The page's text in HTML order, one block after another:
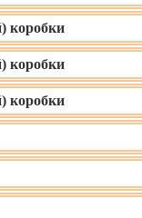
коробки
коробки
коробки